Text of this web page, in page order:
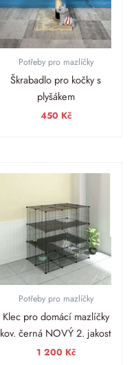
Potřeby pro mazlíčky
Škrabadlo pro kočky s
plyšákem
450 Kč
Potřeby pro mazlíčky
Klec pro domácí mazlíčky
kov. černá NOVÝ 2. jakost
1 200 Kč